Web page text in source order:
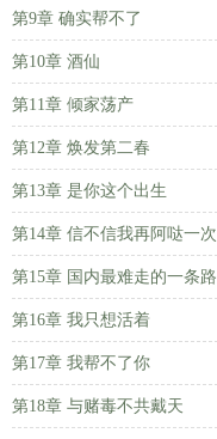
第9章 确实帮不了
第10章 酒仙
第11章 倾家荡产
第12章 焕发第二春
第13章 是你这个出生
第14章 信不信我再阿哒一次
第15章 国内最难走的一条路
第16章 我只想活着
第17章 我帮不了你
第18章 与赌毒不共戴天